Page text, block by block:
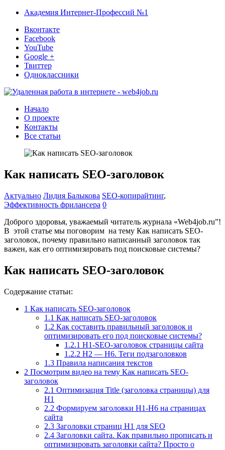
Академия Интернет-Профессий №1
Вконтакте
Facebook
YouTube
Google +
Твиттер
Одноклассники
Начало
О проекте
Контакты
Все статьи
Как написать SEO-заголовок
Актуально Лидия Балыкова SEO-копирайтинг,
Эффективность фрилансера 0
Доброго здоровья, уважаемый читатель журнала «Web4job.ru”!
В этой статье мы поговорим на тему Как написать SEO-
заголовок, почему правильно написанный заголовок так
важен, как его оптимизировать под поисковые системы?
Как написать SEO-заголовок
Содержание статьи:
1 Как написать SEO-заголовок
1.1 Как написать SEO-заголовок
1.2 Как составить правильный заголовок и
оптимизировать его под поисковые системы?
1.2.1 H1-SEO-заголовок страницы сайта
1.2.2 H2 — H6. Теги подзаголовков
1.3 Правила написания текстов
2 Посмотрим видео на тему Как написать SEO-
заголовок
2.1 Оптимизация Title (заголовка страницы) для
H1
2.2 Формируем заголовки H1-H6 на страницах
сайта
2.3 Заголовки страниц H1 для SEO
2.4 Заголовки сайта. Как правильно прописать и
оптимизировать заголовки сайта? Просто о